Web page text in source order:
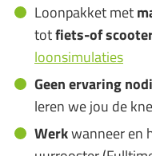
Loonpakket met
totfiets-of
loonsimulaties
Geen ervaring
leren we jou de
Werkwanneer en